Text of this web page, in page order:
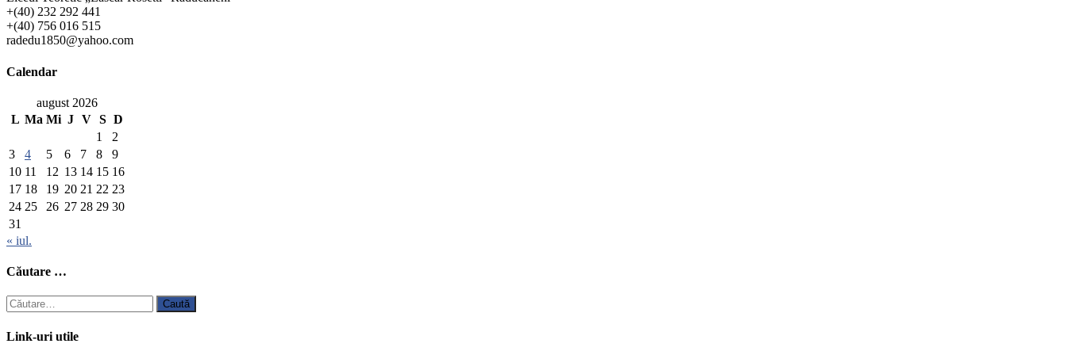
+(40) 232 292 441
+(40) 756 016 515
radedu1850@yahoo.com
Calendar
august 2026
L Ma Mi J V S D
1
2
3
4 5 6 7 8
9
10 11 12 13 14 15 16
17 18 19 20 21 22 23
24 25 26 27 28 29 30
31
« iul.
Căutare …
Caută
după:
Link-uri utile